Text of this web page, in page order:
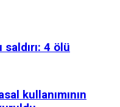
saldırı: 4 ölü
kullanımının